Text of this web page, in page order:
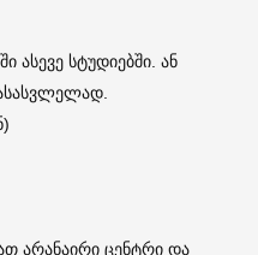
სტუდიებში. ან
არანაირი ცენტრი და